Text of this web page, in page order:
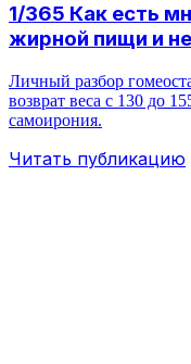
1/365 Как есть
жирной пищи и
Личный разбор
возврат веса с 130 до
самоирония.
Читать публикацию